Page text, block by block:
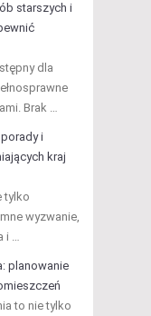
starszych i
dla
Brak …
i
kraj
tylko
wyzwanie,
i …
planowanie
to nie tylko